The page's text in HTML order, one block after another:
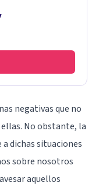
negativas que no
No obstante, la
dichas situaciones
sobre nosotros
aquellos